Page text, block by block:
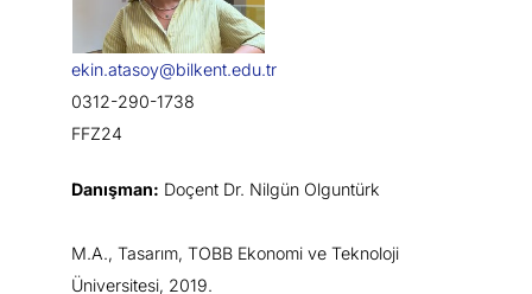
ekin.atasoy@bilkent.edu.tr
0312-290-1738
FFZ24
Danışman: Doçent Dr. Nilgün Olguntürk
M.A., Tasarım, TOBB Ekonomi ve Teknoloji
Üniversitesi, 2019.